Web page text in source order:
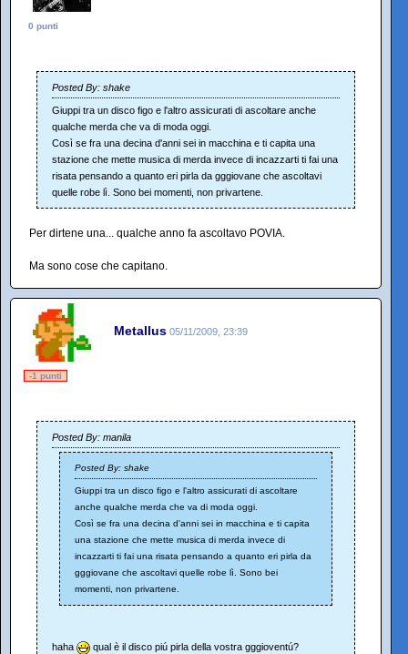
0 punti
Posted By: shake
Giuppi tra un disco figo e l'altro assicurati di ascoltare anche
qualche merda che va di moda oggi.
Così se fra una decina d'anni sei in macchina e ti capita una
stazione che mette musica di merda invece di incazzarti ti fai una
risata pensando a quanto eri pirla da gggiovane che ascoltavi
quelle robe lì. Sono bei momenti, non privartene.
Per dirtene una... qualche anno fa ascoltavo POVIA.
Ma sono cose che capitano.
Metallus 05/11/2009, 23:39
-1 punti
Posted By: manila
Posted By: shake
Giuppi tra un disco figo e l'altro assicurati di ascoltare
anche qualche merda che va di moda oggi.
Così se fra una decina d'anni sei in macchina e ti capita
una stazione che mette musica di merda invece di
incazzarti ti fai una risata pensando a quanto eri pirla da
gggiovane che ascoltavi quelle robe lì. Sono bei
momenti, non privartene.
haha qual è il disco piú pirla della vostra gggioventú?